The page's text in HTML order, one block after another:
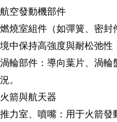
航空發動機部件
燃燒室組件（如彈簧、密
境中保持高強度與耐松弛性
渦輪部件：導向葉片、渦輪
況。
火箭與航天器
推力室、噴嘴：用于火箭發